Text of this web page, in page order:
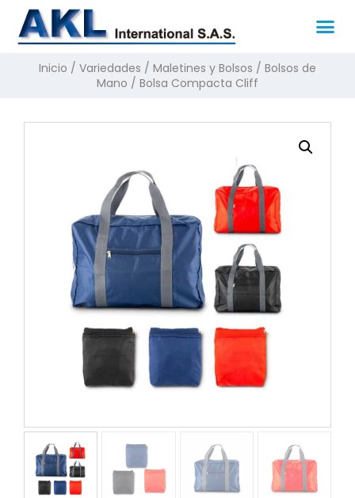
Inicio / Variedades / Maletines y Bolsos / Bolsos de
Mano / Bolsa Compacta Cliff